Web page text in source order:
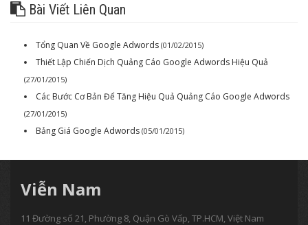
Bài Viết Liên Quan
Tổng Quan Về Google Adwords (01/02/2015)
Thiết Lập Chiến Dịch Quảng Cáo Google Adwords Hiệu Quả
(27/01/2015)
Các Bước Cơ Bản Để Tăng Hiệu Quả Quảng Cáo Google Adwords
(27/01/2015)
Bảng Giá Google Adwords (05/01/2015)
Viễn Nam
11 Đường số 21, Phường 8, Quận Gò Vấp, TP.HCM, Việt Nam